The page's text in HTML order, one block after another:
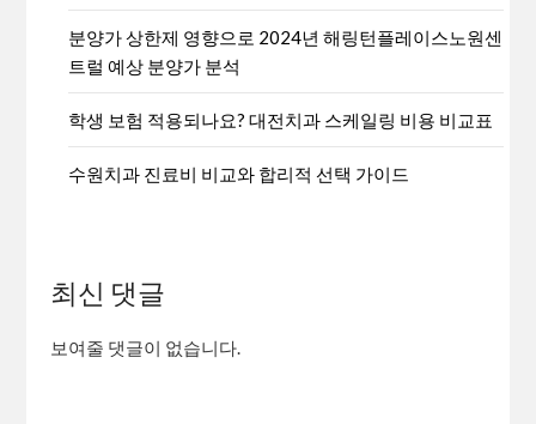
분양가 상한제 영향으로 2024년 해링턴플레이스노원센
트럴 예상 분양가 분석
학생 보험 적용되나요? 대전치과 스케일링 비용 비교표
수원치과 진료비 비교와 합리적 선택 가이드
최신 댓글
보여줄 댓글이 없습니다.